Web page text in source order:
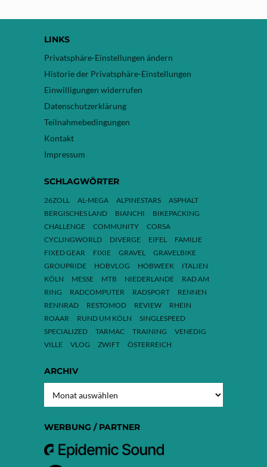
LINKS
Privatsphäre-Einstellungen ändern
Historie der Privatsphäre-Einstellungen
Einwilligungen widerrufen
Datenschutzerklärung
Teilnahmebedingungen
Kontakt
Impressum
SCHLAGWÖRTER
26ZOLL AL-MEGA ALPINESTARS
ASPHALT
BERGISCHES LAND
BIANCHI
BIKEPACKING
CHALLENGE
COMMUNITY
CORSA
CYCLINGWORLD
DIVERGE EIFEL
FAMILIE
FIXED GEAR
FIXIE GRAVEL
GRAVELBIKE
GROUPRIDE
HOBVLOG HOBWEEK
ITALIEN
KÖLN
MESSE MTB NIEDERLANDE
RAD AM
RING
RADCOMPUTER RADSPORT
RENNEN
RENNRAD
RESTOMOD REVIEW
RHEIN
ROAAR
RUND UM KÖLN
SINGLESPEED
SPECIALIZED
TARMAC TRAINING
VENEDIG
VILLE
VLOG ZWIFT ÖSTERREICH
ARCHIV
WERBUNG / PARTNER